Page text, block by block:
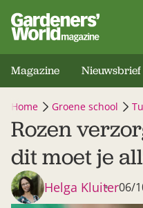
Magazine Nieuwsbrief
Home Groene school
Rozen
dit moet je
Helga Kluiter06/